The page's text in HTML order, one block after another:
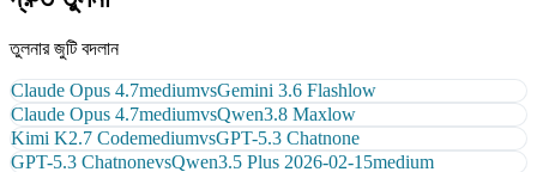
তুলনার জুটি বদলান
Claude Opus 4.7mediumvsGemini 3.6 Flashlow
Claude Opus 4.7mediumvsQwen3.8 Maxlow
Kimi K2.7 CodemediumvsGPT-5.3 Chatnone
GPT-5.3 ChatnonevsQwen3.5 Plus 2026-02-15medium